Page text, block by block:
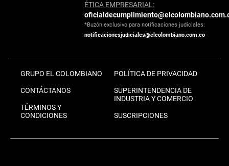
ÉTICA EMPRESARIAL:
*Buzón exclusivo para notificaciones judiciales:
notificacionesjudiciales@elcolombiano.com.co
GRUPO EL COLOMBIANO
CONTÁCTANOS
TÉRMINOS Y
CONDICIONES
POLÍTICA DE PRIVACIDAD
SUPERINTENDENCIA DE
INDUSTRIA Y COMERCIO
SUSCRIPCIONES